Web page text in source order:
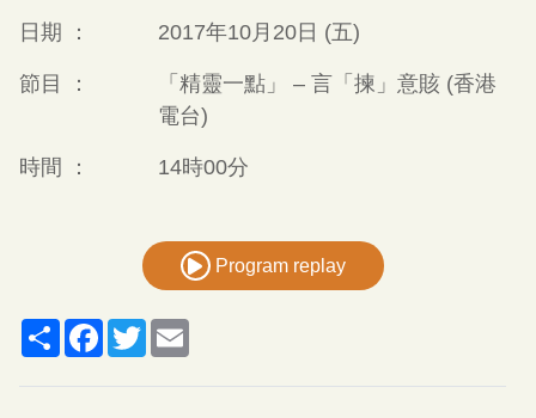
日期 ： 2017年10月20日 (五)
節目 ：
「精靈一點」 – 言「揀」意賅 (香港
電台)
時間 ： 14時00分
Program replay
ShareFacebook
Twitter